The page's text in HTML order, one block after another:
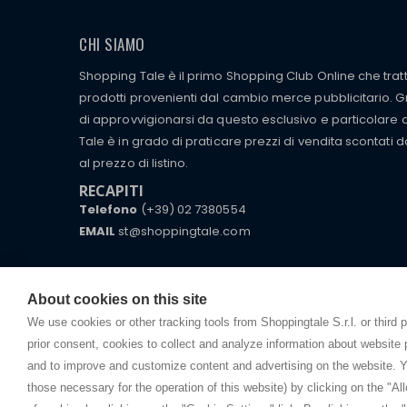
About cookies on this site
We use cookies or other tracking tools from Shoppingtale S.r.l. or third
prior consent, cookies to collect and analyze information about
and to improve and customize content and advertising on the website.
those necessary for the operation of this website) by clicking on the
CHI SIAMO
Shopping Tale è il primo Shopping Club Online che
prodotti provenienti dal cambio merce pubblicitario.
di approvvigionarsi da questo esclusivo e particolare
Tale è in grado di praticare prezzi di vendita scontati
al prezzo di listino.
RECAPITI
Telefono (+39) 02 7380554
EMAIL st@shoppingtale.com
receive great care and attention, even from a
watches, which of course are
Copyright ©